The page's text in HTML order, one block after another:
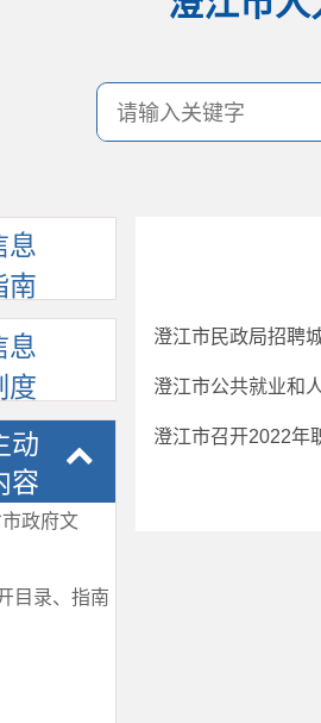
息
南
息
度
动
容
政府文
目录、指南
澄江市民政局招聘
澄江市公共就业和
澄江市召开2022年